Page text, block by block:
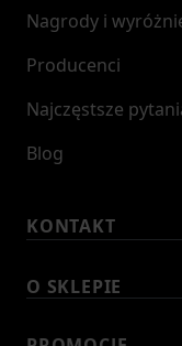
Nagrody i
Producenci
Najczęstsze
Blog
KONTAKT
O SKLEPIE